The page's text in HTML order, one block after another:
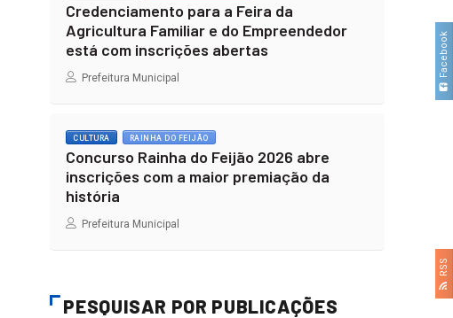
Facebook
RSS
Credenciamento para a Feira da
Agricultura Familiar e do Empreendedor
está com inscrições abertas
Prefeitura Municipal
CULTURA RAINHA DO FEIJÃO
Concurso Rainha do Feijão 2026 abre
inscrições com a maior premiação da
história
Prefeitura Municipal
PESQUISAR POR PUBLICAÇÕES